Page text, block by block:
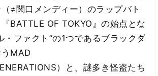
≠関口メンディー）のラップバト
BATTLE OF TOKYO』の始点とな
・ファクト”の1つであるブラックダ
MAD
）と、謎多き怪盗たち